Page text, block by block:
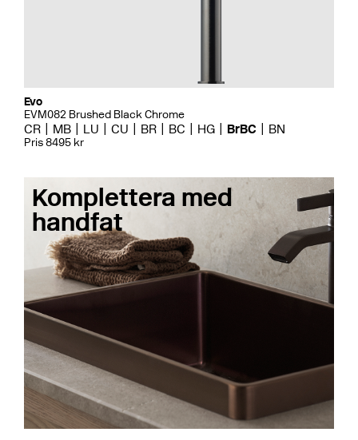
Evo
EVM082 Brushed Black Chrome
CR MB LU CU BR BC HG BrBC BN
Pris 8495 kr
Komplettera med
handfat